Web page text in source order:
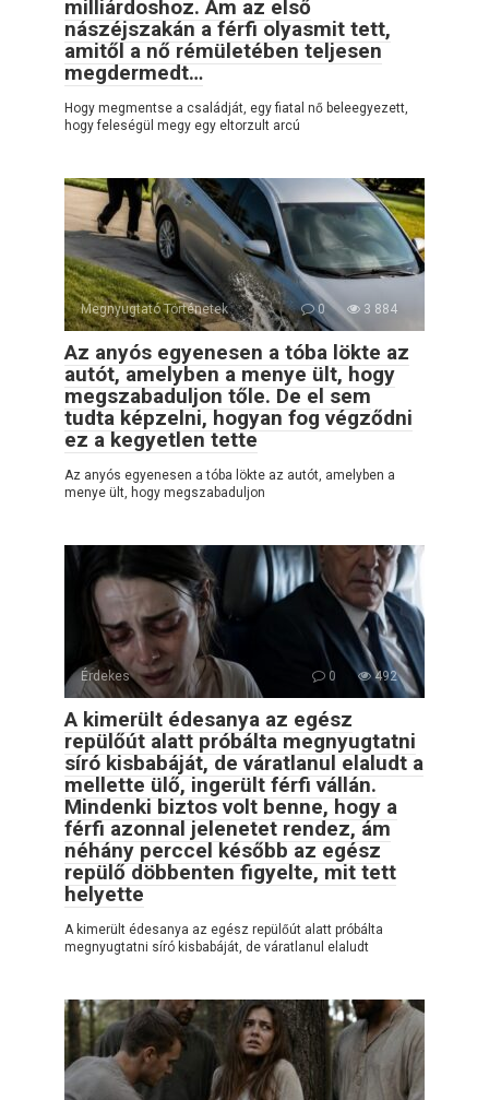
milliárdoshoz. Ám az első
nászéjszakán a férfi olyasmit tett,
amitől a nő rémületében teljesen
megdermedt…
Hogy megmentse a családját, egy fiatal nő beleegyezett,
hogy feleségül megy egy eltorzult arcú
Megnyugtató Történetek 0 3 884
Az anyós egyenesen a tóba lökte az
autót, amelyben a menye ült, hogy
megszabaduljon tőle. De el sem
tudta képzelni, hogyan fog végződni
ez a kegyetlen tette
Az anyós egyenesen a tóba lökte az autót, amelyben a
menye ült, hogy megszabaduljon
Érdekes 0 492
A kimerült édesanya az egész
repülőút alatt próbálta megnyugtatni
síró kisbabáját, de váratlanul elaludt a
mellette ülő, ingerült férfi vállán.
Mindenki biztos volt benne, hogy a
férfi azonnal jelenetet rendez, ám
néhány perccel később az egész
repülő döbbenten figyelte, mit tett
helyette
A kimerült édesanya az egész repülőút alatt próbálta
megnyugtatni síró kisbabáját, de váratlanul elaludt